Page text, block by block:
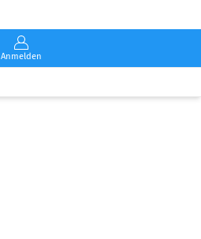
Anmelden